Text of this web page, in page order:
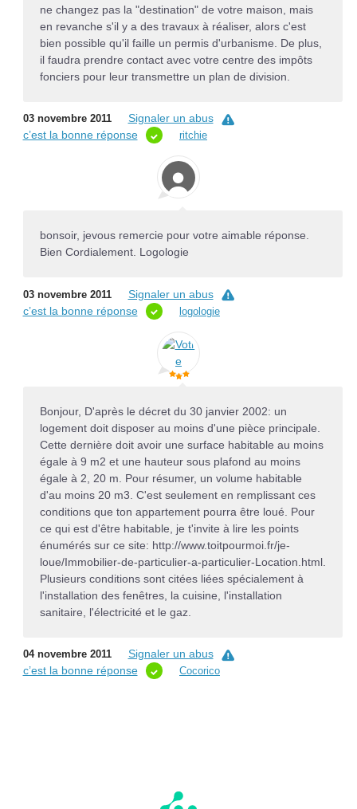
ne changez pas la "destination" de votre maison, mais
en revanche s'il y a des travaux à réaliser, alors c'est
bien possible qu'il faille un permis d'urbanisme. De plus,
il faudra prendre contact avec votre centre des impôts
fonciers pour leur transmettre un plan de division.
03 novembre 2011
Signaler un abus
c’est la bonne réponse
ritchie
bonsoir, jevous remercie pour votre aimable réponse.
Bien Cordialement. Logologie
03 novembre 2011
Signaler un abus
c’est la bonne réponse
logologie
Bonjour, D'après le décret du 30 janvier 2002: un
logement doit disposer au moins d'une pièce principale.
Cette dernière doit avoir une surface habitable au moins
égale à 9 m2 et une hauteur sous plafond au moins
égale à 2, 20 m. Pour résumer, un volume habitable
d'au moins 20 m3. C'est seulement en remplissant ces
conditions que ton appartement pourra être loué. Pour
ce qui est d'être habitable, je t'invite à lire les points
énumérés sur ce site: http://www.toitpourmoi.fr/je-
loue/Immobilier-de-particulier-a-particulier-Location.html.
Plusieurs conditions sont citées liées spécialement à
l'installation des fenêtres, la cuisine, l'installation
sanitaire, l'électricité et le gaz.
04 novembre 2011
Signaler un abus
c’est la bonne réponse
Cocorico